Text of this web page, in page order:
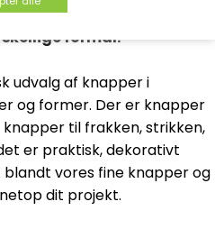
formål.
udvalg af knapper i
og former. Der er knapper
til frakken, strikken,
er praktisk, dekorativt
blandt vores fine knapper og
dit projekt.